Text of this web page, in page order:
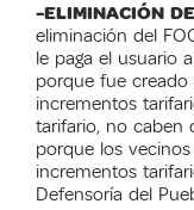
-ELIMINACIÓN
eliminación del
le paga el usuario
porque fue
incrementos
tarifario, no caben
porque los
incrementos
Defensoría del